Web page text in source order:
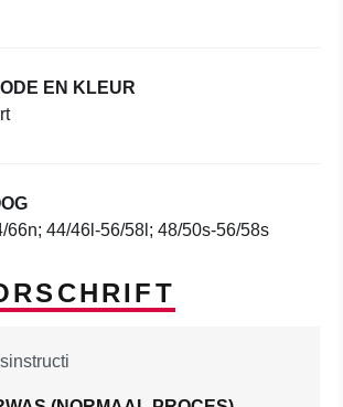
EN KLEUR
66n; 44/46l-56/58l; 48/50s-56/58s